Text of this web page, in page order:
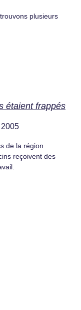
plusieurs
étaient frappés
2005
de la région
reçoivent des